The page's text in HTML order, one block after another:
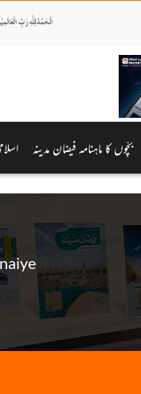
بچّوں کا ماہنامہ فیضان مدینہ